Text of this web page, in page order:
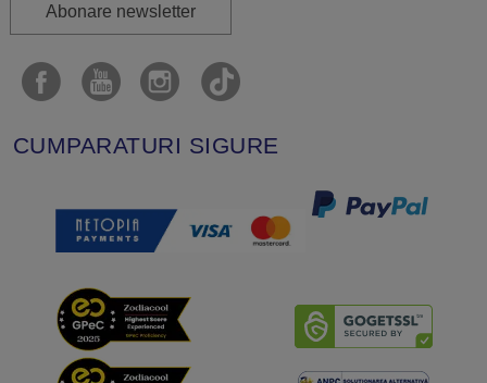
Abonare newsletter
CUMPARATURI SIGURE